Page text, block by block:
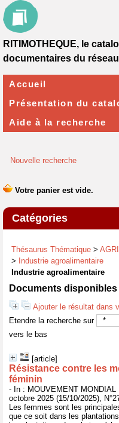
Nouvelle recherche
Catégories
Thésaurus Thématique >
>
Industrie agroalimentaire
Industrie agroalimentaire
Documents
Ajouter le résultat dans
Etendre la recherche sur
vers le bas
[article]
Résistance contre les
féminin
- In : MOUVEMENT
octobre 2025 (15/10/2025),
Les femmes sont les
que ce soit dans les
RITIMOTHEQUE, le
documentaires du
Accueil
Présentation du
Aide à la recherche